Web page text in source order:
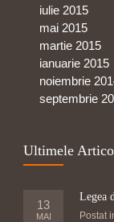
iulie 2015
mai 2015
martie 2015
ianuarie 2015
noiembrie
septembrie
Ultimele
13
MAI
Legea
Postat